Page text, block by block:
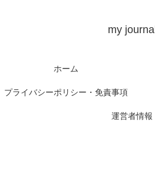
my journal
ホーム
プライバシーポリシー・免責事項
運営者情報